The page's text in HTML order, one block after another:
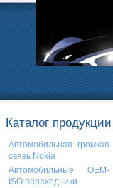
Каталог продукции
Автомобильная громкая
связь Nokia
Автомобильные OEM-
ISO переходники